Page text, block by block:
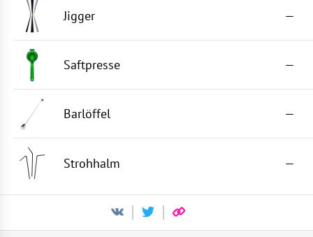
Jigger —
Saftpresse —
Barlöffel —
Strohhalm —